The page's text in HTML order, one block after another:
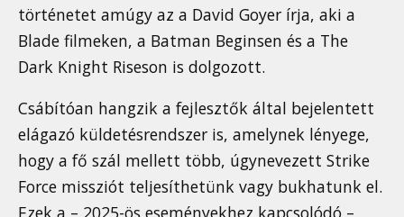
történetet amúgy az a David Goyer írja, aki a
Blade filmeken, a Batman Beginsen és a The
Dark Knight Riseson is dolgozott.
Csábítóan hangzik a fejlesztők által bejelentett
elágazó küldetésrendszer is, amelynek lényege,
hogy a fő szál mellett több, úgynevezett Strike
Force missziót teljesíthetünk vagy bukhatunk el.
Ezek a – 2025-ös eseményekhez kapcsolódó –